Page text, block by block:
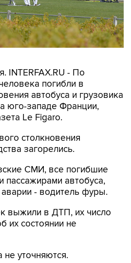
INTERFAX.RU - По
погибли в
автобуса и грузовика
юго-западе Франции,
Le Figaro.
столкновения
загорелись.
СМИ, все погибшие
пассажирами автобуса,
- водитель фуры.
выжили в ДТП, их число
их состоянии не
уточняются.